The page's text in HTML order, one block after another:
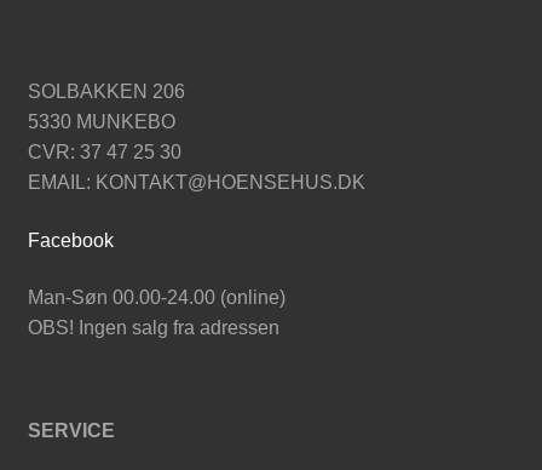
SOLBAKKEN 206
5330 MUNKEBO
CVR: 37 47 25 30
EMAIL: KONTAKT@HOENSEHUS.DK
Facebook
Man-Søn 00.00-24.00 (online)
OBS! Ingen salg fra adressen
SERVICE